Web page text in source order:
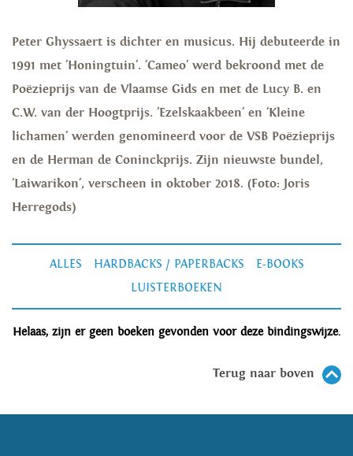
Peter Ghyssaert is dichter en musicus. Hij debuteerde in
1991 met 'Honingtuin'. 'Cameo' werd bekroond met de
Poëzieprijs van de Vlaamse Gids en met de Lucy B. en
C.W. van der Hoogtprijs. 'Ezelskaakbeen' en 'Kleine
lichamen' werden genomineerd voor de VSB Poëzieprijs
en de Herman de Coninckprijs. Zijn nieuwste bundel,
'Laiwarikon', verscheen in oktober 2018. (Foto: Joris
Herregods)
ALLES HARDBACKS / PAPERBACKS
E-BOOKS
LUISTERBOEKEN
Helaas, zijn er geen boeken gevonden voor deze bindingswijze.
Terug naar boven